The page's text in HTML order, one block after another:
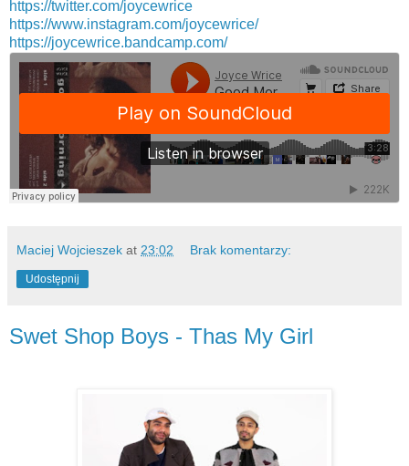
https://twitter.com/joycewrice
https://www.instagram.com/joycewrice/
https://joycewrice.bandcamp.com/
Maciej Wojcieszek at 23:02 Brak komentarzy:
Udostępnij
Swet Shop Boys - Thas My Girl